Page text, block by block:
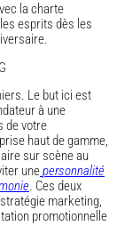
la charte
esprits dès les
Le but ici est
à une
de votre
haut de gamme,
sur scène au
unepersonnalité
. Ces deux
marketing,
promotionnelle